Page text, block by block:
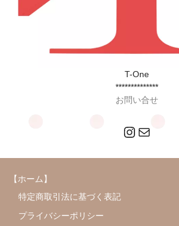
T-One
**************
お問い合せ
Instagram
メール
【ホーム】
特定商取引法に基づく表記
プライバシーポリシー